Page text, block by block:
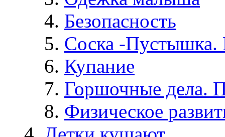
Безопасность
Соска -
Купание
Горшочные дела.
Физическое